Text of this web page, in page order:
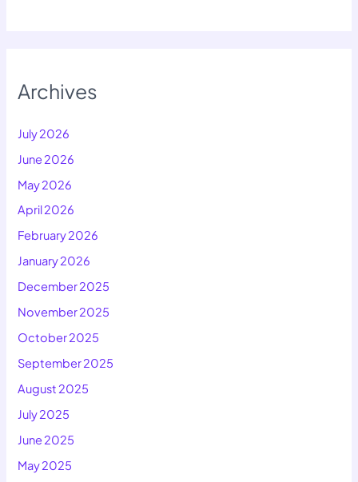
Archives
July 2026
June 2026
May 2026
April 2026
February 2026
January 2026
December 2025
November 2025
October 2025
September 2025
August 2025
July 2025
June 2025
May 2025